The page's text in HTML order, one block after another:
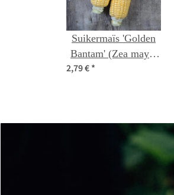
Suikermaïs 'Golden
Bantam' (Zea mays)
2,79 €*